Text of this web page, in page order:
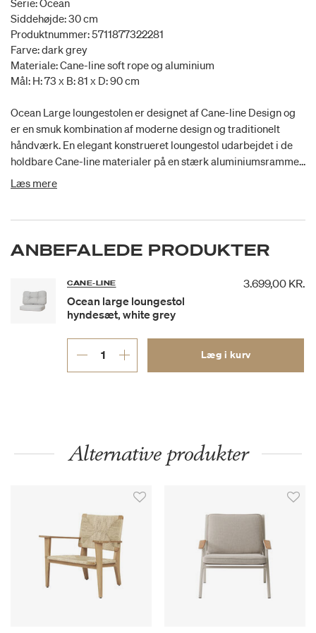
Serie: Ocean
Siddehøjde: 30 cm
Produktnummer: 5711877322281
Farve: dark grey
Materiale: Cane-line soft rope og aluminium
Mål: H: 73 x B: 81 x D: 90 cm
Ocean Large loungestolen er designet af Cane-line Design og
er en smuk kombination af moderne design og traditionelt
håndværk. En elegant konstrueret loungestol udarbejdet i de
holdbare Cane-line materialer på en stærk aluminiumsramme.
Cane-line materialer er ideelt til udendørsbrug de holdbare og
system, som sikrer at hynderne er tørre ca. 1 time efter et
regnsky Hyndesæt skal købes separat.
Læs mere
ANBEFALEDE PRODUKTER
CANE-LINE
Ocean large loungestol
hyndesæt, white grey
3.699,00 KR.
Læg i kurv
Alternative produkter